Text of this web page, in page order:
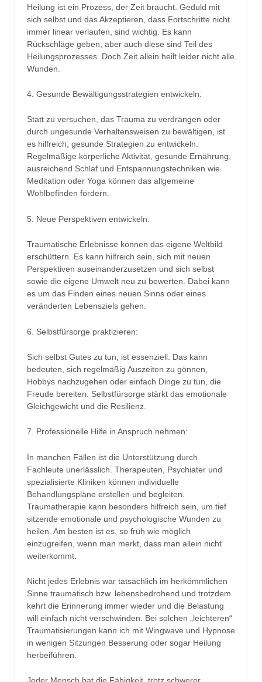
Heilung ist ein Prozess, der Zeit braucht. Geduld mit
sich selbst und das Akzeptieren, dass Fortschritte nicht
immer linear verlaufen, sind wichtig. Es kann
Rückschläge geben, aber auch diese sind Teil des
Heilungsprozesses. Doch Zeit allein heilt leider nicht alle
Wunden.
4. Gesunde Bewältigungsstrategien entwickeln:
Statt zu versuchen, das Trauma zu verdrängen oder
durch ungesunde Verhaltensweisen zu bewältigen, ist
es hilfreich, gesunde Strategien zu entwickeln.
Regelmäßige körperliche Aktivität, gesunde Ernährung,
ausreichend Schlaf und Entspannungstechniken wie
Meditation oder Yoga können das allgemeine
Wohlbefinden fördern.
5. Neue Perspektiven entwickeln:
Traumatische Erlebnisse können das eigene Weltbild
erschüttern. Es kann hilfreich sein, sich mit neuen
Perspektiven auseinanderzusetzen und sich selbst
sowie die eigene Umwelt neu zu bewerten. Dabei kann
es um das Finden eines neuen Sinns oder eines
veränderten Lebensziels gehen.
6. Selbstfürsorge praktizieren:
Sich selbst Gutes zu tun, ist essenziell. Das kann
bedeuten, sich regelmäßig Auszeiten zu gönnen,
Hobbys nachzugehen oder einfach Dinge zu tun, die
Freude bereiten. Selbstfürsorge stärkt das emotionale
Gleichgewicht und die Resilienz.
7. Professionelle Hilfe in Anspruch nehmen:
In manchen Fällen ist die Unterstützung durch
Fachleute unerlässlich. Therapeuten, Psychiater und
spezialisierte Kliniken können individuelle
Behandlungspläne erstellen und begleiten.
Traumatherapie kann besonders hilfreich sein, um tief
sitzende emotionale und psychologische Wunden zu
heilen. Am besten ist es, so früh wie möglich
einzugreifen, wenn man merkt, dass man allein nicht
weiterkommt.
Nicht jedes Erlebnis war tatsächlich im herkömmlichen
Sinne traumatisch bzw. lebensbedrohend und trotzdem
kehrt die Erinnerung immer wieder und die Belastung
will einfach nicht verschwinden. Bei solchen „leichteren“
Traumatisierungen kann ich mit Wingwave und Hypnose
in wenigen Sitzungen Besserung oder sogar Heilung
herbeiführen.